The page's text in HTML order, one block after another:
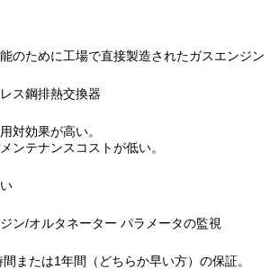
のために工場で直接製造されたガスエンジン
ス鋼排熱交換器
対効果が高い。
ンテナンスコストが低い。
ン/オルタネーター パラメータの監視
または1年間（どちらか早い方）の保証。